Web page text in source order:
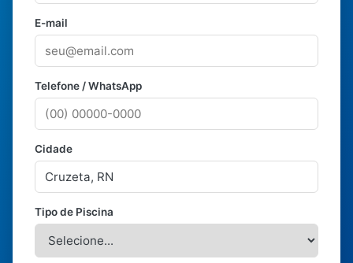
E-mail
Telefone / WhatsApp
Cidade
Tipo de Piscina